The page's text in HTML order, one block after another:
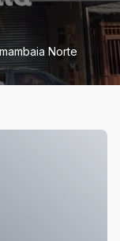
Norte